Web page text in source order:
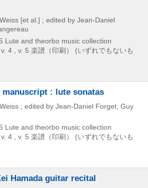
[et al.] ; edited by Jean-Daniel
Lute and theorbo music collection
4 , v. 5 楽譜（印刷） (いずれでもないも
manuscript : lute sonatas
; edited by Jean-Daniel Forget, Guy
Lute and theorbo music collection
4 , v. 5 楽譜（印刷） (いずれでもないも
Hamada guitar recital